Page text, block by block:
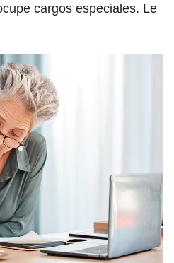
cargos especiales. Le